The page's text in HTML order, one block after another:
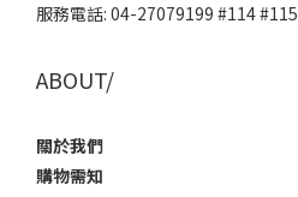
服務電話: 04-27079199 #114 #115
ABOUT/
關於我們
購物需知